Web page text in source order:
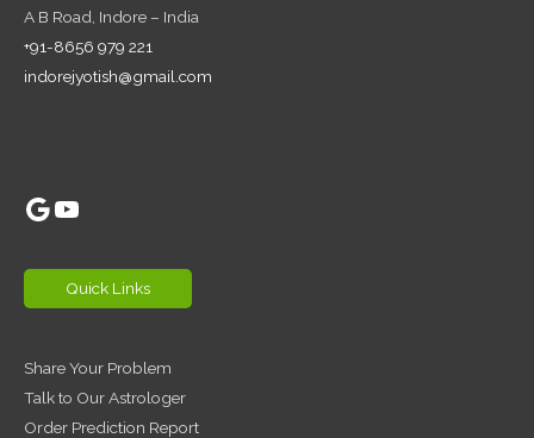
A B Road, Indore – India
+91-8656 979 221
indorejyotish@gmail.com
Google
YouTube
Quick Links
Share Your Problem
Talk to Our Astrologer
Order Prediction Report